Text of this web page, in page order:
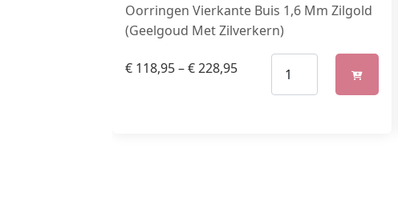
Oorringen Vierkante Buis 1,6 Mm Zilgold
(Geelgoud Met Zilverkern)
€ 118,95–€228,95